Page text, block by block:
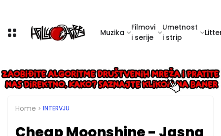
Muzika
Filmovi
i serije
Umetnost
i strip
Home INTERVJU